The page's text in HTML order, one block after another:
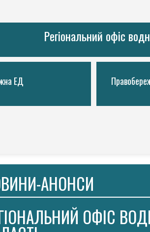
Регіональний офіс
ЕД
АНОНСИ
ОФІС